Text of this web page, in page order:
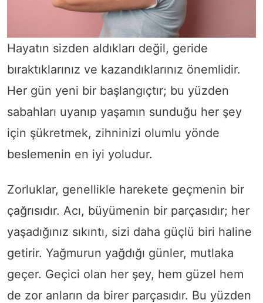
Hayatın sizden aldıkları değil, geride
bıraktıklarınız ve kazandıklarınız önemlidir.
Her gün yeni bir başlangıçtır; bu yüzden
sabahları uyanıp yaşamın sunduğu her şey
için şükretmek, zihninizi olumlu yönde
beslemenin en iyi yoludur.
Zorluklar, genellikle harekete geçmenin bir
çağrısıdır. Acı, büyümenin bir parçasıdır; her
yaşadığınız sıkıntı, sizi daha güçlü biri haline
getirir. Yağmurun yağdığı günler, mutlaka
geçer. Geçici olan her şey, hem güzel hem
de zor anların da birer parçasıdır. Bu yüzden